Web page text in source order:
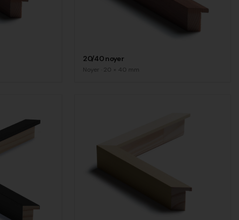
20/40 noyer
Noyer 20 × 40 mm